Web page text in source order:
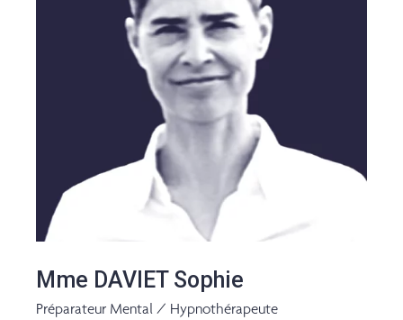
Mme DAVIET Sophie
Préparateur Mental / Hypnothérapeute